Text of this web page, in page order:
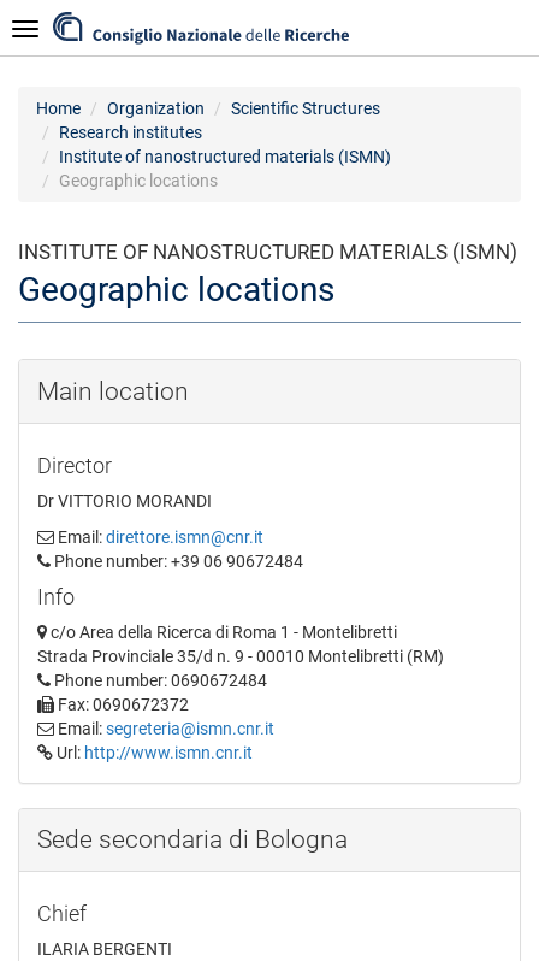
to
main
Navigazione
Home Organization
Scientific Structures
Research institutes
Institute of nanostructured materials (ISMN)
Geographic locations
INSTITUTE OF NANOSTRUCTURED MATERIALS (ISMN)
Geographic locations
Main location
Director
Dr VITTORIO MORANDI
Email:direttore.ismn@cnr.it
Phone number: +39 06 90672484
Info
c/o Area della Ricerca di Roma 1 - Montelibretti
Strada Provinciale 35/d n. 9 - 00010 Montelibretti (RM)
Phone number: 0690672484
Fax: 0690672372
Email:segreteria@ismn.cnr.it
Url: http://www.ismn.cnr.it
Sede secondaria di Bologna
Chief
ILARIA BERGENTI